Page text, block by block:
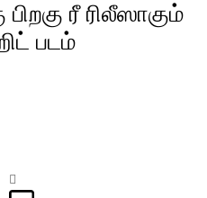
ரீ ரிலீஸாகும்
படம்